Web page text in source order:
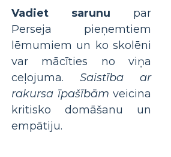
Vadiet sarunu par
Perseja pieņemtiem
lēmumiem un ko skolēni
var mācīties no viņa
ceļojuma. Saistība ar
rakursa īpašībām veicina
kritisko domāšanu un
empātiju.